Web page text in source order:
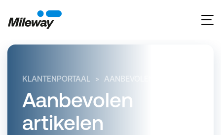
KLANTENPORTAAL AANBEVOLEN ARTIKELEN
Aanbevolen
artikelen